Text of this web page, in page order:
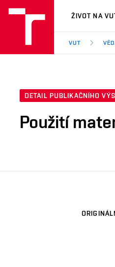
VUT
ŽIVOT NA
VUT
DETAIL PUBLIKAČNÍHO
Použití